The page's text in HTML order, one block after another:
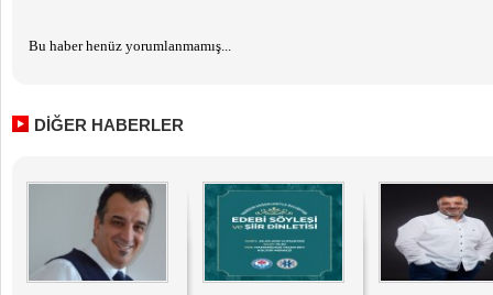
Bu haber henüz yorumlanmamış...
DİĞER HABERLER